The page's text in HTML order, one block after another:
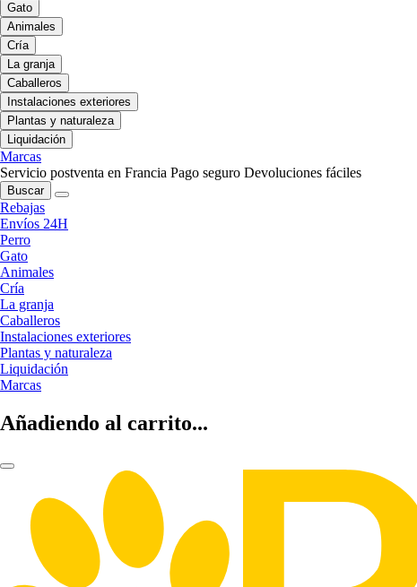
Gato
Animales
Cría
La granja
Caballeros
Instalaciones exteriores
Plantas y naturaleza
Liquidación
Marcas
Servicio postventa en Francia Pago seguro Devoluciones fáciles
Buscar
Rebajas
Envíos 24H
Perro
Gato
Animales
Cría
La granja
Caballeros
Instalaciones exteriores
Plantas y naturaleza
Liquidación
Marcas
Añadiendo al carrito...